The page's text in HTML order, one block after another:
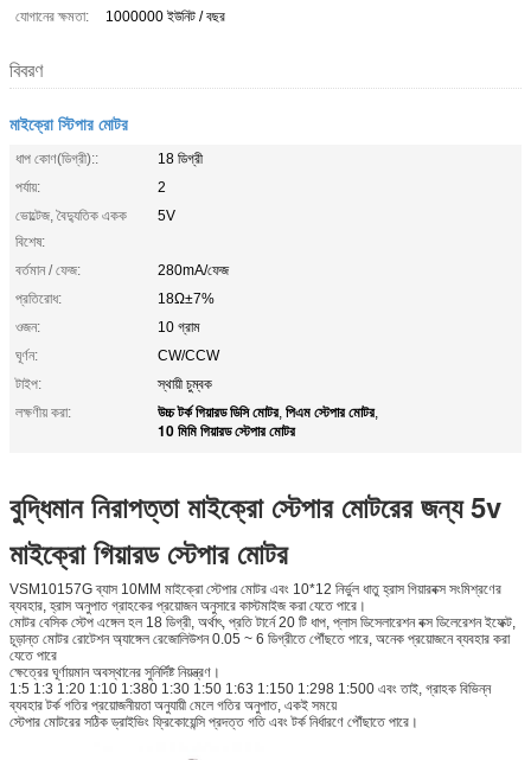
যোগানের ক্ষমতা:
1000000 ইউনিট / বছর
বিবরণ
মাইক্রো স্টিপার মোটর
ধাপ কোণ(ডিগ্রী)::
18 ডিগ্রী
পর্যায়:
2
ভোল্টেজ, বৈদ্যুতিক একক
বিশেষ:
5V
বর্তমান / ফেজ:
280mA/ফেজ
প্রতিরোধ:
18Ω±7%
ওজন:
10 গ্রাম
ঘূর্ণন:
CW/CCW
টাইপ:
স্থায়ী চুম্বক
লক্ষণীয় করা:
উচ্চ টর্ক গিয়ারড ডিসি মোটর, পিএম স্টেপার মোটর,
10 মিমি গিয়ারড স্টেপার মোটর
বুদ্ধিমান নিরাপত্তা মাইক্রো স্টেপার মোটরের জন্য 5v
মাইক্রো গিয়ারড স্টেপার মোটর
VSM10157G ব্যাস 10MM মাইক্রো স্টেপার মোটর এবং 10*12 নির্ভুল ধাতু হ্রাস গিয়ারবক্স সংমিশ্রণের
ব্যবহার, হ্রাস অনুপাত গ্রাহকের প্রয়োজন অনুসারে কাস্টমাইজ করা যেতে পারে।
মোটর বেসিক স্টেপ এঙ্গেল হল 18 ডিগ্রী, অর্থাৎ, প্রতি টার্নে 20 টি ধাপ, প্লাস ডিসেলারেশন বক্স ডিলেরেশন ইফেক্ট,
চূড়ান্ত মোটর রোটেশন অ্যাঙ্গেল রেজোলিউশন 0.05 ~ 6 ডিগ্রীতে পৌঁছতে পারে, অনেক প্রয়োজনে ব্যবহার করা
যেতে পারে
ক্ষেত্রের ঘূর্ণায়মান অবস্থানের সুনির্দিষ্ট নিয়ন্ত্রণ।
1:5 1:3 1:20 1:10 1:380 1:30 1:50 1:63 1:150 1:298 1:500 এবং তাই, গ্রাহক বিভিন্ন
ব্যবহার টর্ক গতির প্রয়োজনীয়তা অনুযায়ী মেলে গতির অনুপাত, একই সময়ে
স্টেপার মোটরের সঠিক ড্রাইভিং ফ্রিকোয়েন্সি প্রদত্ত গতি এবং টর্ক নির্ধারণে পৌঁছাতে পারে।